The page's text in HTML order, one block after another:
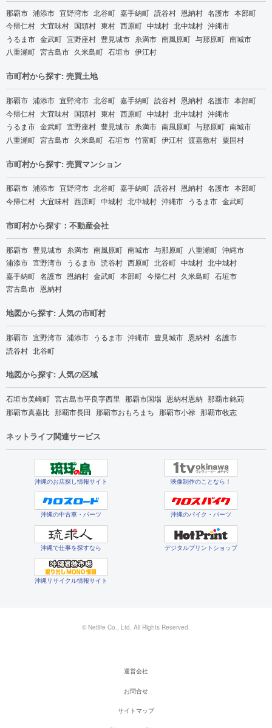
那覇市 浦添市 宜野湾市 北谷町 嘉手納町 読谷村 恩納村 名護市 本部町
今帰仁村 大宜味村 国頭村 東村 西原町 中城村 北中城村 沖縄市
うるま市 金武町 宜野座村 豊見城市 糸満市 南風原町 与那原町 南城市
八重瀬町 宮古島市 久米島町 石垣市 伊江村
市町村から探す: 売買土地
那覇市 浦添市 宜野湾市 北谷町 嘉手納町 読谷村 恩納村 名護市 本部町
今帰仁村 大宜味村 国頭村 東村 西原町 中城村 北中城村 沖縄市
うるま市 金武町 宜野座村 豊見城市 糸満市 南風原町 与那原町 南城市
八重瀬町 宮古島市 久米島町 石垣市 竹富町 伊江村 渡嘉敷村 粟国村
市町村から探す: 売買マンション
那覇市 浦添市 宜野湾市 北谷町 嘉手納町 読谷村 恩納村 名護市 本部町
今帰仁村 大宜味村 西原町 中城村 北中城村 沖縄市 うるま市 金武町
市町村から探す：不動産会社
那覇市 豊見城市 糸満市 南風原町 南城市 与那原町 八重瀬町 沖縄市
浦添市 宜野湾市 うるま市 読谷村 西原町 北谷町 中城村 北中城村
嘉手納町 名護市 恩納村 金武町 本部町 今帰仁村 久米島町 石垣市
宮古島市 恩納村
地図から探す: 人気の市町村
那覇市 宜野湾市 浦添市 うるま市 沖縄市 豊見城市 恩納村 名護市
読谷村 北谷町
地図から探す: 人気の区域
石垣市美崎町 宮古島市平良字西里 那覇市国場 恩納村恩納 那覇市銘苅
那覇市真嘉比 那覇市長田 那覇市おもろまち 那覇市小禄 那覇市牧志
ネットライフ関連サービス
沖縄のお店探し情報サイト 映像制作のことなら！
沖縄の中古車・パーツ 沖縄のバイク・パーツ
沖縄で仕事を探すなら デジタルプリントショップ
沖縄リサイクル情報サイト
© Netlife Co., Ltd. All Rights Reserved.
運営会社
お問合せ
サイトマップ